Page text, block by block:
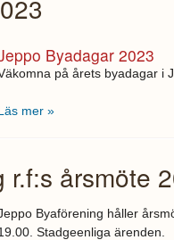
Byadagar 2023
på årets byadagar i
mer »
r.f:s årsmöte
Byaförening håller
Stadgeenliga ärenden.